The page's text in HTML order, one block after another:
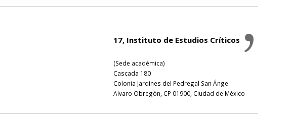
17, Instituto de Estudios Críticos
(Sede académica)
Cascada 180
Colonia Jardínes del Pedregal San Ángel
Alvaro Obregón, CP 01900, Ciudad de México